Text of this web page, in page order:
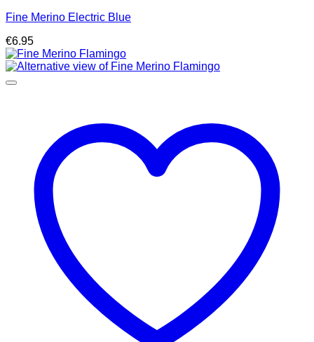
Fine Merino Electric Blue
€6.95